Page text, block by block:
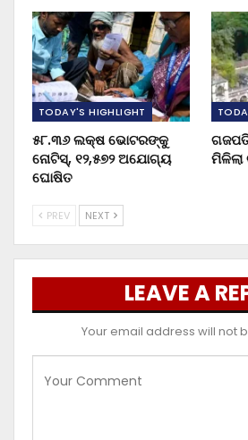
TODAY'S HIGHLIGHT
୫୮.୩୬ ଲକ୍ଷ ଭୋଟରଙ୍କୁ
ନୋଟିସ୍‌, ୧୨,୫୭୨ ଅଯୋଗ୍ୟ
ଘୋଷିତ
PREV NEXT
LEAVE A
Your email address will not